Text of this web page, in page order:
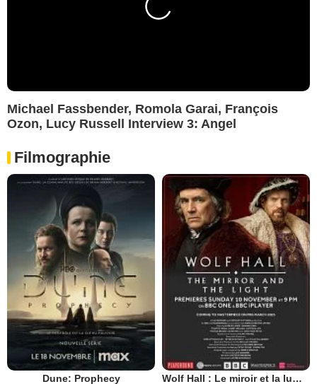
Michael Fassbender, Romola Garai, François
Ozon, Lucy Russell Interview 3: Angel
Filmographie
Dune: Prophecy Wolf Hall : Le miroir et la lumière